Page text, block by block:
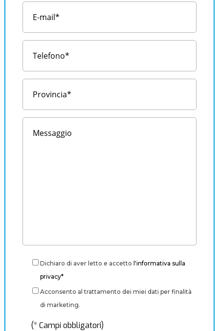
Dichiaro di aver letto e accetto l'informativa sulla
privacy*
Acconsento al trattamento dei miei dati per finalità
di marketing.
(* Campi obbligatori)